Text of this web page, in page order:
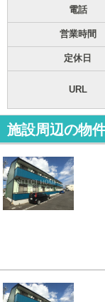
電話
営業時間
定休日
URL
施設周辺の物